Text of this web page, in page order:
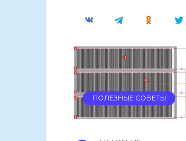
ПОЛЕЗНЫЕ СОВЕТЫ